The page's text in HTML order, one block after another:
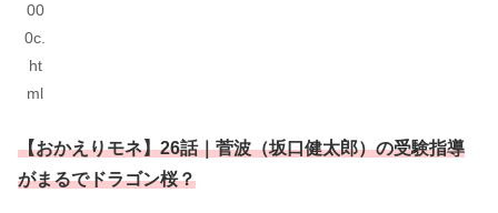
00
0c.
ht
ml
【おかえりモネ】26話｜菅波（坂口健太郎）の受験指導
がまるでドラゴン桜？